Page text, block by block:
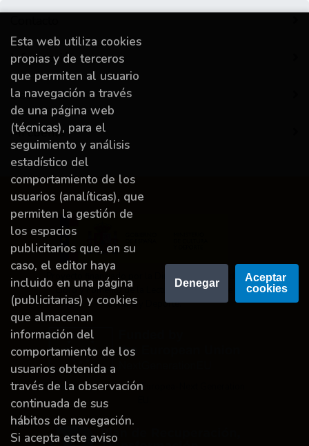
Información
Destacado
Mi cuenta
Proyecto financiado por la Dirección General del
Libro y Fomento de la Lectura, Ministerio de
Cultura y Deporte.
Financiado por la Unión Europea-Next Generation
Esta web utiliza cookies
propias y de terceros
que permiten al usuario
la navegación a través
de una página web
(técnicas), para el
seguimiento y análisis
estadístico del
comportamiento de los
usuarios (analíticas), que
permiten la gestión de
los espacios
publicitarios que, en su
caso, el editor haya
incluido en una página
(publicitarias) y cookies
que almacenan
información del
comportamiento de los
usuarios obtenida a
través de la observación
continuada de sus
hábitos de navegación.
Si acepta este aviso
Denegar
Aceptar
cookies